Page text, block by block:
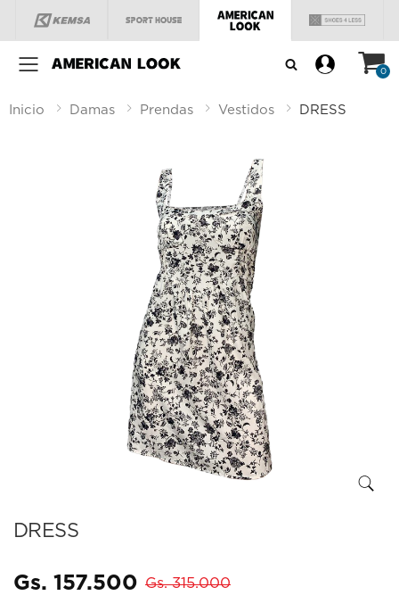
Menú 0
Inicio Damas Prendas Vestidos DRESS
DRESS
Gs. 157.500 Gs. 315.000